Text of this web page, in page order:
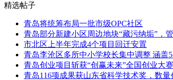
精选帖子
青岛将统筹布局一批市级OPC社区
青岛部分新建小区周边地块“藏污纳垢”，管
市北区上半年完成4个项目回迁安置
青岛李沧区多所中小学校长集中调整 涵盖
青岛创业项目斩获“创赢未来”全国创业大赛
青岛116项成果获山东省科学技术奖，数量